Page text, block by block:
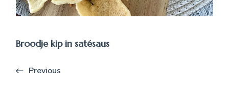
Broodje kip in satésaus
Previous